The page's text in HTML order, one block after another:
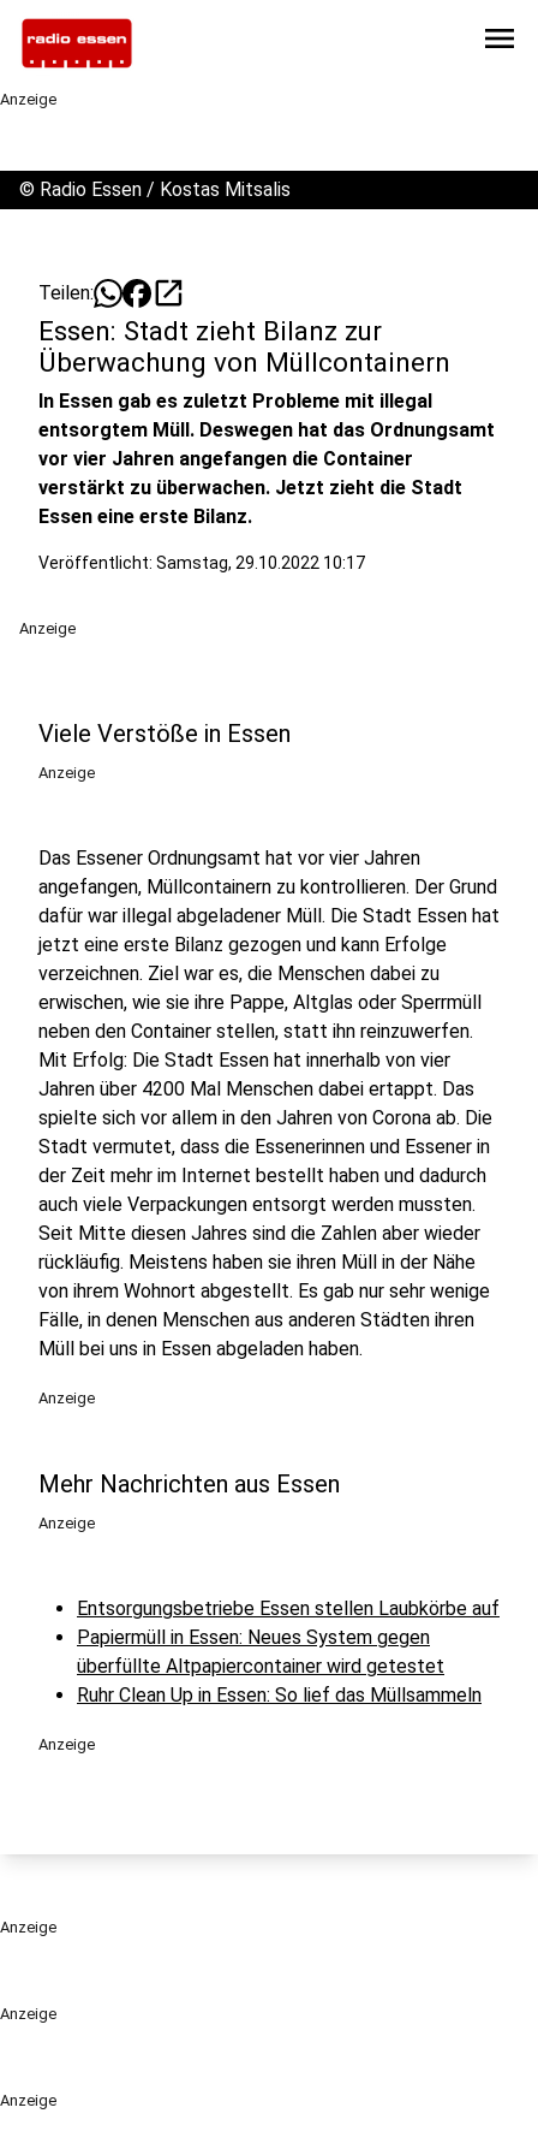
menu
Anzeige
Anzeige
Anzeige
© Radio Essen / Kostas Mitsalis
Teilen: open_in_new
Essen: Stadt zieht Bilanz zur
Überwachung von Müllcontainern
In Essen gab es zuletzt Probleme mit illegal
entsorgtem Müll. Deswegen hat das Ordnungsamt
vor vier Jahren angefangen die Container
verstärkt zu überwachen. Jetzt zieht die Stadt
Essen eine erste Bilanz.
Veröffentlicht: Samstag, 29.10.2022 10:17
Anzeige
Viele Verstöße in Essen
Anzeige
Das Essener Ordnungsamt hat vor vier Jahren
angefangen, Müllcontainern zu kontrollieren. Der Grund
dafür war illegal abgeladener Müll. Die Stadt Essen hat
jetzt eine erste Bilanz gezogen und kann Erfolge
verzeichnen. Ziel war es, die Menschen dabei zu
erwischen, wie sie ihre Pappe, Altglas oder Sperrmüll
neben den Container stellen, statt ihn reinzuwerfen.
Mit Erfolg: Die Stadt Essen hat innerhalb von vier
Jahren über 4200 Mal Menschen dabei ertappt. Das
spielte sich vor allem in den Jahren von Corona ab. Die
Stadt vermutet, dass die Essenerinnen und Essener in
der Zeit mehr im Internet bestellt haben und dadurch
auch viele Verpackungen entsorgt werden mussten.
Seit Mitte diesen Jahres sind die Zahlen aber wieder
rückläufig. Meistens haben sie ihren Müll in der Nähe
von ihrem Wohnort abgestellt. Es gab nur sehr wenige
Fälle, in denen Menschen aus anderen Städten ihren
Müll bei uns in Essen abgeladen haben.
Anzeige
Mehr Nachrichten aus Essen
Anzeige
Entsorgungsbetriebe Essen stellen Laubkörbe auf
Papiermüll in Essen: Neues System gegen
überfüllte Altpapiercontainer wird getestet
Ruhr Clean Up in Essen: So lief das Müllsammeln
Anzeige
Anzeige